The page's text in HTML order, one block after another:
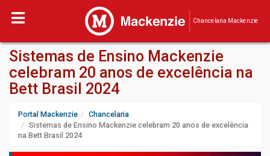
Chancelaria Mackenzie
Sistemas de Ensino Mackenzie
celebram 20 anos de excelência na
Bett Brasil 2024
Portal Mackenzie
Chancelaria
Sistemas de Ensino Mackenzie celebram 20 anos de excelência
na Bett Brasil 2024